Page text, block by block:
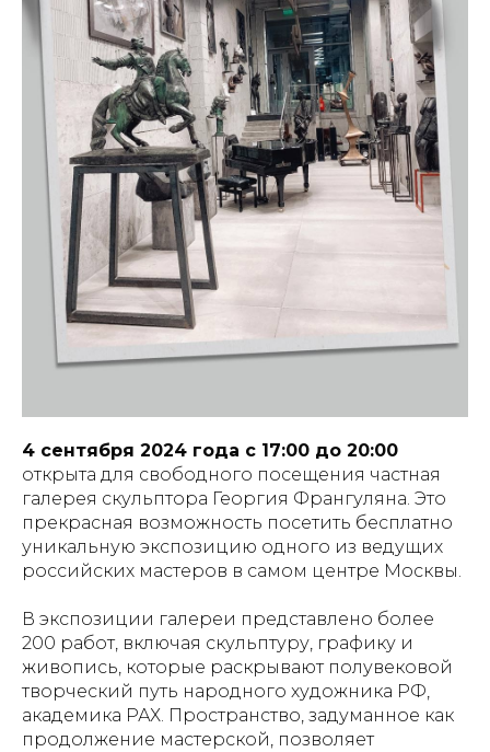
4 сентября 2024 года с 17:00 до 20:00
открыта для свободного посещения частная
галерея скульптора Георгия Франгуляна. Это
прекрасная возможность посетить бесплатно
уникальную экспозицию одного из ведущих
российских мастеров в самом центре Москвы.
В экспозиции галереи представлено более
200 работ, включая скульптуру, графику и
живопись, которые раскрывают полувековой
творческий путь народного художника РФ,
академика РАХ. Пространство, задуманное как
продолжение мастерской, позволяет